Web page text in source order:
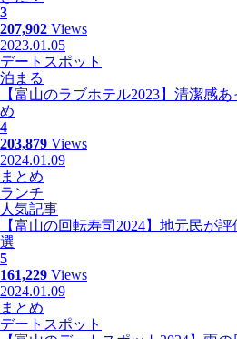
3
207,902 Views
2023.01.05
デートスポット
泊まる
【富山のラブホテル2023】清潔感
め
4
203,879 Views
2024.01.09
まとめ
ランチ
人気記事
【富山の回転寿司2024】地元民が
選
5
161,229 Views
2024.01.09
まとめ
デートスポット